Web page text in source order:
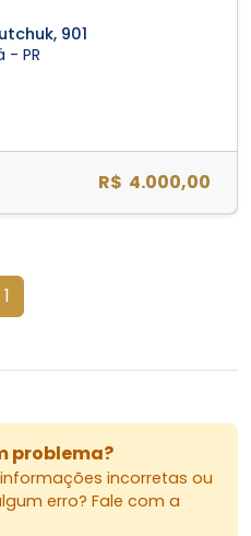
901
- PR
R$ 4.000,00
1
problema?
incorretas ou
erro? Fale com a